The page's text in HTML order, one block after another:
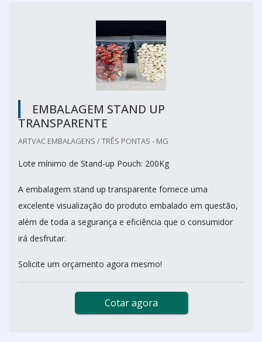
EMBALAGEM STAND UP
TRANSPARENTE
ARTVAC EMBALAGENS / TRÊS PONTAS - MG
Lote mínimo de Stand-up Pouch: 200Kg
A embalagem stand up transparente fornece uma
excelente visualização do produto embalado em questão,
além de toda a segurança e eficiência que o consumidor
irá desfrutar.
Solicite um orçamento agora mesmo!
Cotar agora